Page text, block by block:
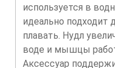
используется в
идеально подходит
плавать. Нудл
воде и мышцы
Аксессуар